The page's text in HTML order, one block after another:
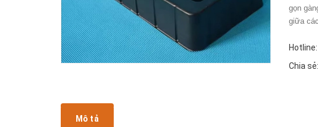
gọn
giữa
Hotline:
Chia sẻ:
Mô tả